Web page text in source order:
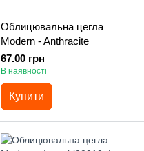
Облицювальна цегла
Modern - Anthracite
67.00 грн
В наявності
Купити